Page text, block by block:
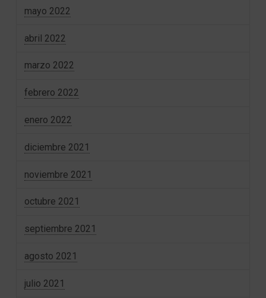
mayo 2022
abril 2022
marzo 2022
febrero 2022
enero 2022
diciembre 2021
noviembre 2021
octubre 2021
septiembre 2021
agosto 2021
julio 2021